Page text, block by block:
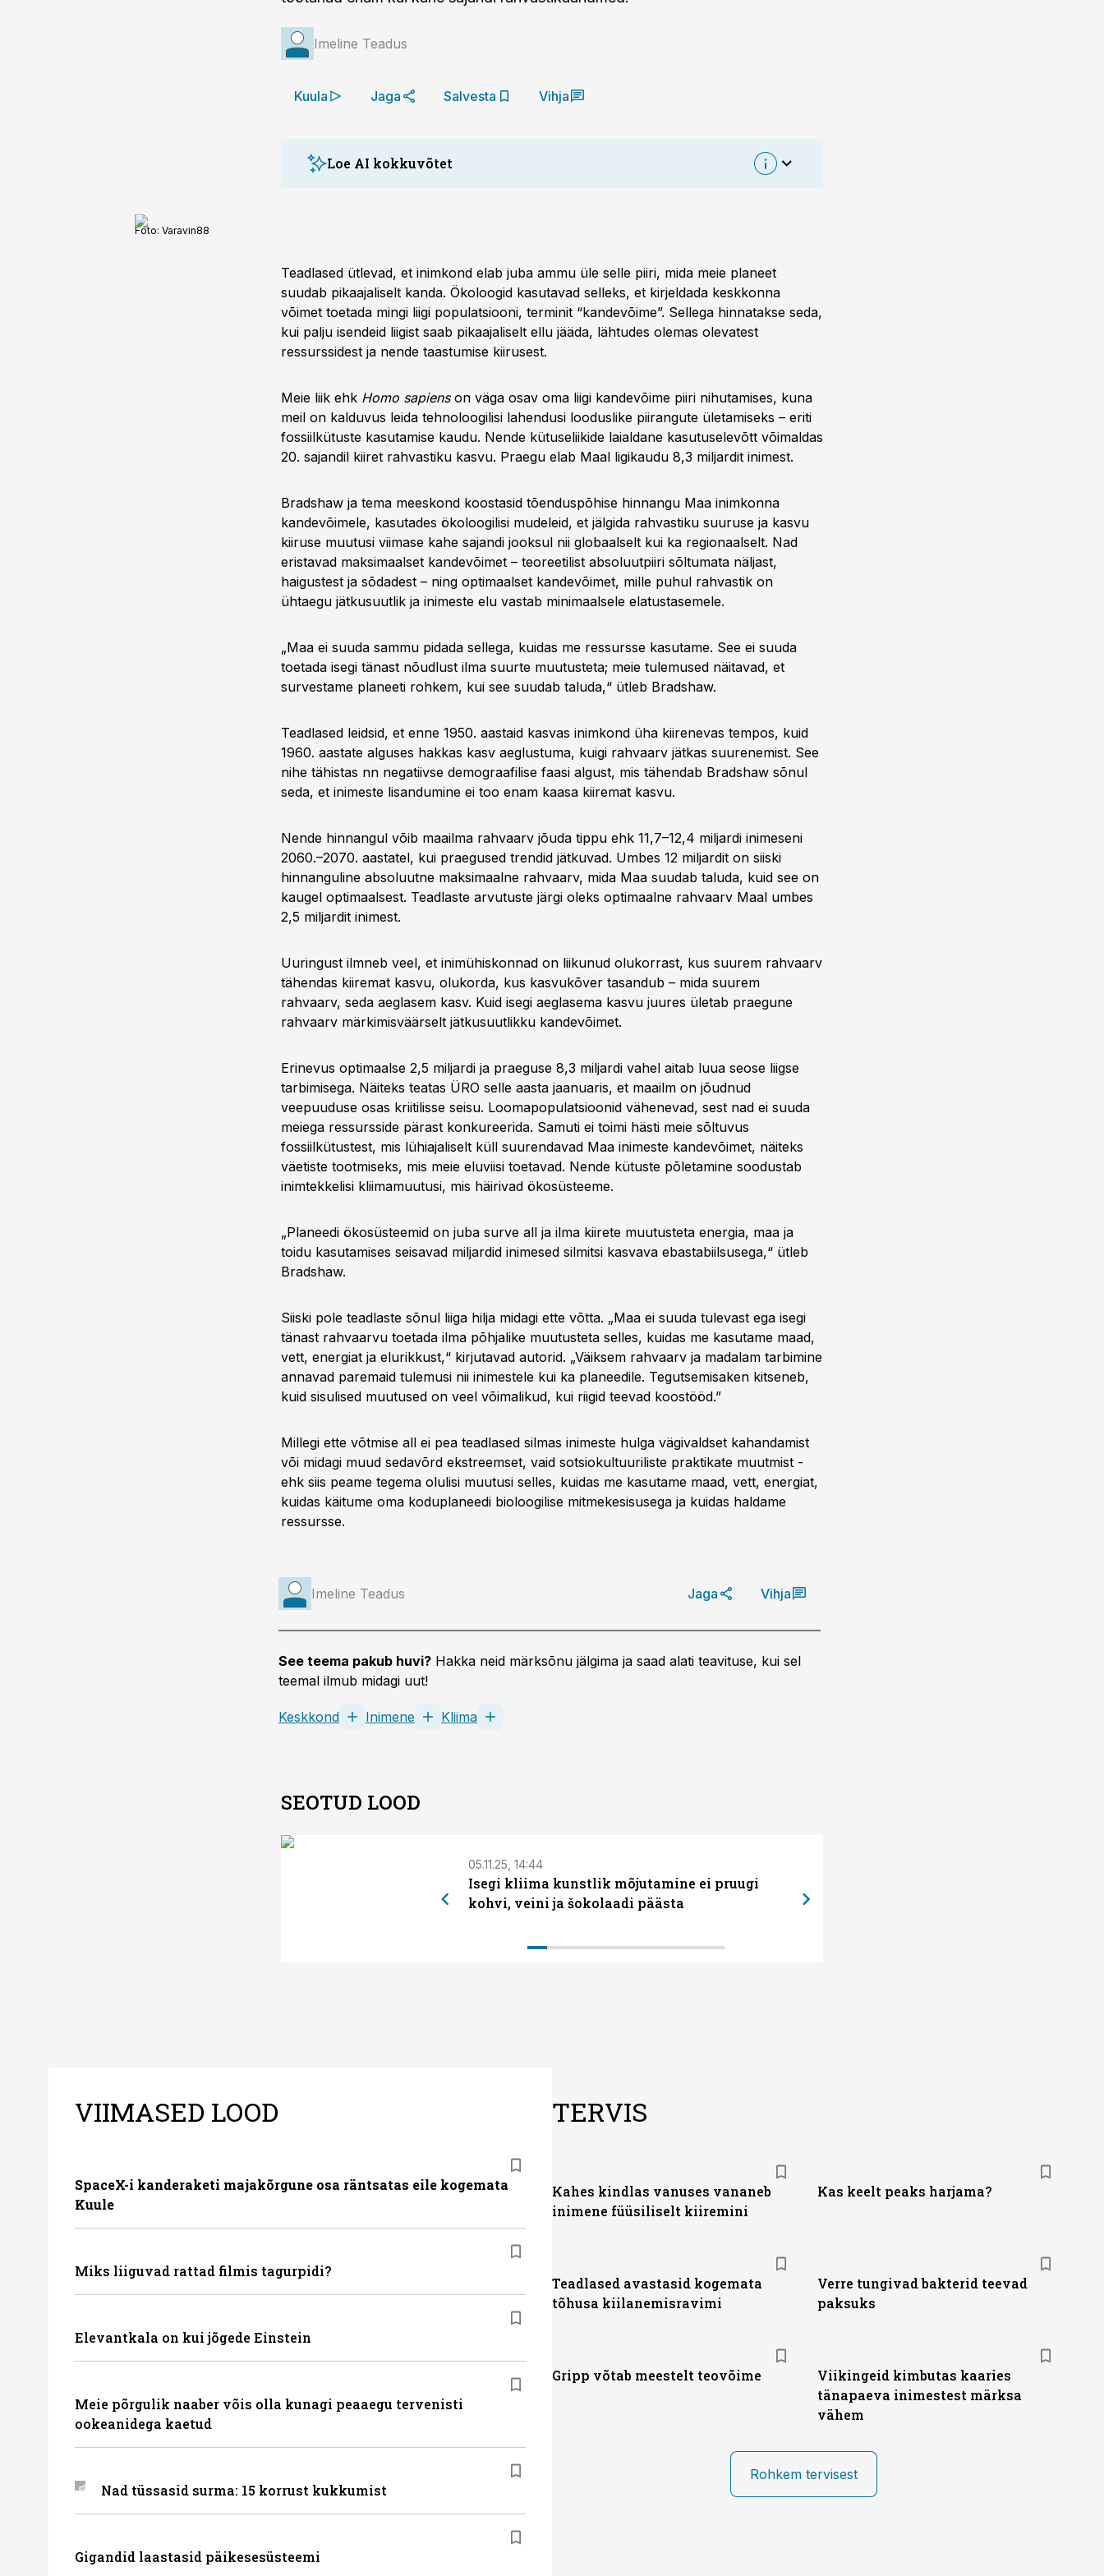
Imeline Teadus
Kuula Jaga Salvesta Vihja
Loe AI kokkuvõtet
piiriks peetakse umbes 12 miljardit inimest, samas kui optimaalne arv oleks 2,5
miljardit. Praegune rahvaarv on 8,3 miljardit, mille juures ressursid ei suuda
nõudlust katta. Teadlased rõhutavad vajadust drastilisi muudatusi maa, vee ja
energia kasutamises, et vältida inimtekkelisi kliimamuutusi ning toetada
jätkusuutlikku kasvu. Surve ökosüsteemidele kasvab, kui riigid ei tee koostööd
tarbimise ja rahvaarvu vähendamiseks, kuid muutused on veel võimalikud.
Foto: Varavin88
Teadlased ütlevad, et inimkond elab juba ammu üle selle piiri, mida meie planeet
suudab pikaajaliselt kanda. Ökoloogid kasutavad selleks, et kirjeldada keskkonna
võimet toetada mingi liigi populatsiooni, terminit “kandevõime”. Sellega hinnatakse seda,
kui palju isendeid liigist saab pikaajaliselt ellu jääda, lähtudes olemas olevatest
ressurssidest ja nende taastumise kiirusest.
Meie liik ehk Homo sapienson väga osav oma liigi kandevõime piiri nihutamises, kuna
meil on kalduvus leida tehnoloogilisi lahendusi looduslike piirangute ületamiseks – eriti
fossiilkütuste kasutamise kaudu. Nende kütuseliikide laialdane kasutuselevõtt võimaldas
20. sajandil kiiret rahvastiku kasvu. Praegu elab Maal ligikaudu 8,3 miljardit inimest.
Bradshaw ja tema meeskond koostasid tõenduspõhise hinnangu Maa inimkonna
kandevõimele, kasutades ökoloogilisi mudeleid, et jälgida rahvastiku suuruse ja kasvu
kiiruse muutusi viimase kahe sajandi jooksul nii globaalselt kui ka regionaalselt. Nad
eristavad maksimaalset kandevõimet – teoreetilist absoluutpiiri sõltumata näljast,
haigustest ja sõdadest – ning optimaalset kandevõimet, mille puhul rahvastik on
ühtaegu jätkusuutlik ja inimeste elu vastab minimaalsele elatustasemele.
„Maa ei suuda sammu pidada sellega, kuidas me ressursse kasutame. See ei suuda
toetada isegi tänast nõudlust ilma suurte muutusteta; meie tulemused näitavad, et
survestame planeeti rohkem, kui see suudab taluda,“ ütleb Bradshaw.
Teadlased leidsid, et enne 1950. aastaid kasvas inimkond üha kiirenevas tempos, kuid
1960. aastate alguses hakkas kasv aeglustuma, kuigi rahvaarv jätkas suurenemist. See
nihe tähistas nn negatiivse demograafilise faasi algust, mis tähendab Bradshaw sõnul
seda, et inimeste lisandumine ei too enam kaasa kiiremat kasvu.
Nende hinnangul võib maailma rahvaarv jõuda tippu ehk 11,7–12,4 miljardi inimeseni
2060.–2070. aastatel, kui praegused trendid jätkuvad. Umbes 12 miljardit on siiski
hinnanguline absoluutne maksimaalne rahvaarv, mida Maa suudab taluda, kuid see on
kaugel optimaalsest. Teadlaste arvutuste järgi oleks optimaalne rahvaarv Maal umbes
2,5 miljardit inimest.
Uuringust ilmneb veel, et inimühiskonnad on liikunud olukorrast, kus suurem rahvaarv
tähendas kiiremat kasvu, olukorda, kus kasvukõver tasandub – mida suurem
rahvaarv, seda aeglasem kasv. Kuid isegi aeglasema kasvu juures ületab praegune
rahvaarv märkimisväärselt jätkusuutlikku kandevõimet.
Erinevus optimaalse 2,5 miljardi ja praeguse 8,3 miljardi vahel aitab luua seose liigse
tarbimisega. Näiteks teatas ÜRO selle aasta jaanuaris, et maailm on jõudnud
veepuuduse osas kriitilisse seisu. Loomapopulatsioonid vähenevad, sest nad ei suuda
meiega ressursside pärast konkureerida. Samuti ei toimi hästi meie sõltuvus
fossiilkütustest, mis lühiajaliselt küll suurendavad Maa inimeste kandevõimet, näiteks
väetiste tootmiseks, mis meie eluviisi toetavad. Nende kütuste põletamine soodustab
inimtekkelisi kliimamuutusi, mis häirivad ökosüsteeme.
„Planeedi ökosüsteemid on juba surve all ja ilma kiirete muutusteta energia, maa ja
toidu kasutamises seisavad miljardid inimesed silmitsi kasvava ebastabiilsusega,“ ütleb
Bradshaw.
Siiski pole teadlaste sõnul liiga hilja midagi ette võtta. „Maa ei suuda tulevast ega isegi
tänast rahvaarvu toetada ilma põhjalike muutusteta selles, kuidas me kasutame maad,
vett, energiat ja elurikkust,“ kirjutavad autorid. „Väiksem rahvaarv ja madalam tarbimine
annavad paremaid tulemusi nii inimestele kui ka planeedile. Tegutsemisaken kitseneb,
kuid sisulised muutused on veel võimalikud, kui riigid teevad koostööd.”
Millegi ette võtmise all ei pea teadlased silmas inimeste hulga vägivaldset kahandamist
või midagi muud sedavõrd ekstreemset, vaid sotsiokultuuriliste praktikate muutmist -
ehk siis peame tegema olulisi muutusi selles, kuidas me kasutame maad, vett, energiat,
kuidas käitume oma koduplaneedi bioloogilise mitmekesisusega ja kuidas haldame
ressursse.
Imeline Teadus Jaga Vihja
See teema pakub huvi? Hakka neid märksõnu jälgima ja saad alati teavituse, kui sel
teemal ilmub midagi uut!
Keskkond Inimene Kliima
SEOTUD LOOD
05.11.25, 14:44
Isegi kliima kunstlik mõjutamine ei pruugi
kohvi, veini ja šokolaadi päästa
VIIMASED LOOD
SpaceX-i kanderaketi majakõrgune osa räntsatas eile kogemata
Kuule
Miks liiguvad rattad filmis tagurpidi?
Elevantkala on kui jõgede Einstein
Meie põrgulik naaber võis olla kunagi peaaegu tervenisti
ookeanidega kaetud
Nad tüssasid surma: 15 korrust kukkumist
Gigandid laastasid päikesesüsteemi
TERVIS
Kahes kindlas vanuses vananeb
inimene füüsiliselt kiiremini
Kas keelt peaks harjama?
Teadlased avastasid kogemata
tõhusa kiilanemisravimi
Verre tungivad bakterid teevad
paksuks
Gripp võtab meestelt teovõime
Viikingeid kimbutas kaaries
tänapaeva inimestest märksa
vähem
Rohkem tervisest